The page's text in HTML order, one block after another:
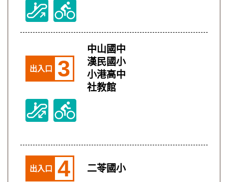
出入口 3
中山國中
漢民國小
小港高中
社教館
出入口 4 二苓國小